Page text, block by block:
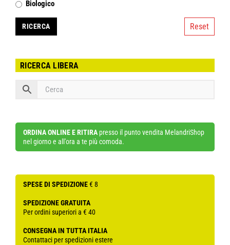
Biologico
Reset
RICERCA LIBERA
ORDINA ONLINE E RITIRA presso il punto vendita MelandriShop
nel giorno e all'ora a te più comoda.
SPESE DI SPEDIZIONE€ 8
SPEDIZIONE GRATUITA
Per ordini superiori a € 40
CONSEGNA IN TUTTA ITALIA
Contattaci per spedizioni estere